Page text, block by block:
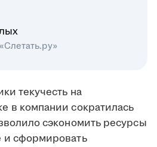
текучесть на
в компании сократилась
сэкономить ресурсы
и сформировать